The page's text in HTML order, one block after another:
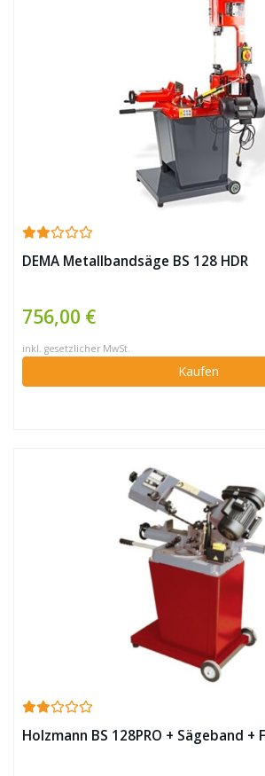
DEMA Metallbandsäge BS 128 HDR
756,00 €
inkl. gesetzlicher MwSt.
Kaufen
Holzmann BS 128PRO + Sägeband +